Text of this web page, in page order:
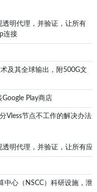
透明代理，并验证，让所有
连接
及其全球输出，附500G文
Play商店
Vless节点不工作的解决办法
明代理，并验证，让所有
中心（NSCC）科研设施，